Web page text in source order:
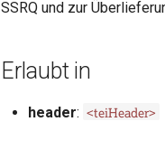
SSRQ und zur
Erlaubt in
header: <teiHeader>